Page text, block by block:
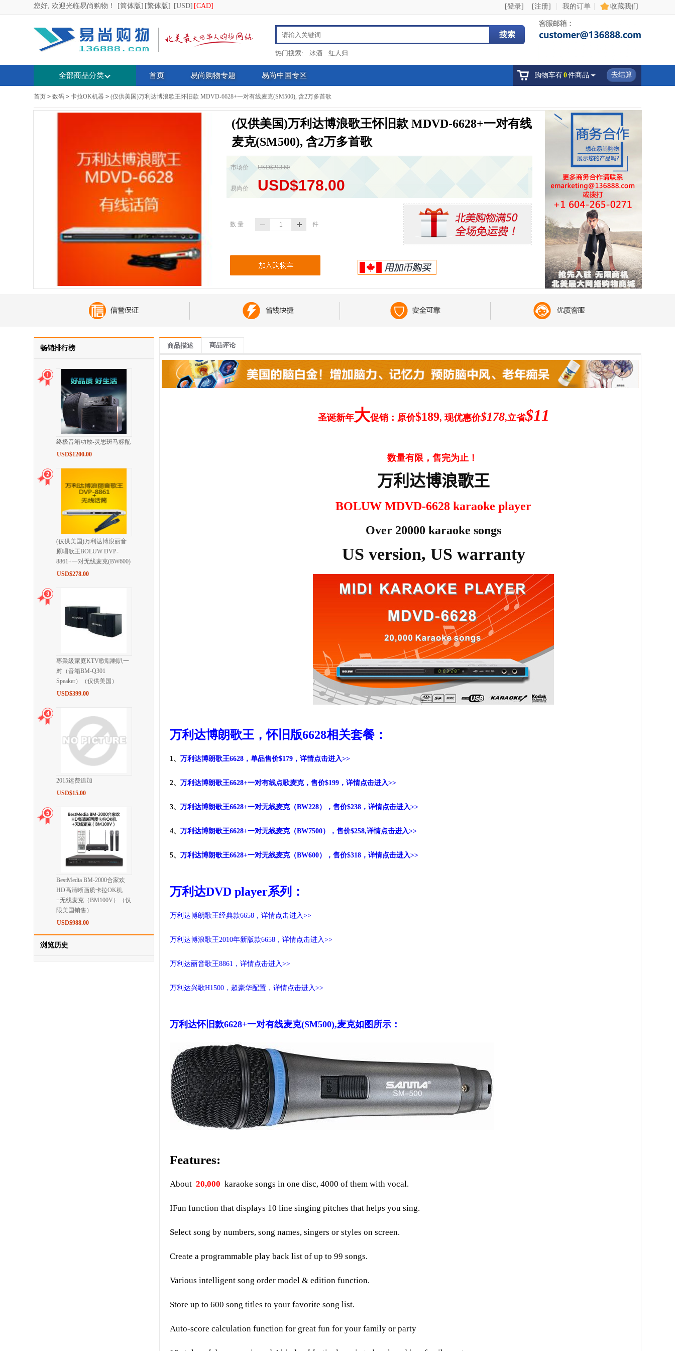
您好, 欢迎光临易尚购物！ [简体版] [繁体版] [USD] [CAD] [登录] [注册] 我的订单 收藏我们
搜索
热门搜索: 冰酒 红人归
全部商品分类 首页 易尚购物专题 易尚中国专区 购物车有0件商品 去结算
首页 > 数码 > 卡拉OK机器 > (仅供美国)万利达博浪歌王怀旧款 MDVD-6628+一对有线麦克(SM500), 含2万多首歌
(仅供美国)万利达博浪歌王怀旧款 MDVD-6628+一对有线
麦克(SM500), 含2万多首歌
市场价 USD$213.60
易尚价 USD$178.00
数 量 件
畅销排行榜
终极音箱功放-灵思斑马标配
USD$1200.00
(仅供美国)万利达博浪丽音
原唱歌王BOLUW DVP-
8861+一对无线麦克(BW600)
USD$278.00
專業級家庭KTV歌唱喇叭一
对（音箱BM-Q301
Speaker）（仅供美国）
USD$399.00
2015运费追加
USD$15.00
BestMedia BM-2000合家欢
HD高清晰画质卡拉OK机
+无线麦克（BM100V）（仅
限美国销售）
USD$988.00
浏览历史
商品描述 商品评论
圣诞新年大促销：原价$189, 现优惠价$178,立省$11
数量有限，售完为止！
万利达博浪歌王
BOLUW MDVD-6628 karaoke player
Over 20000 karaoke songs
US version, US warranty
万利达博朗歌王，怀旧版6628相关套餐：
1、 万利达博朗歌王6628，单品售价$179，详情点击进入>>
2、 万利达博朗歌王6628+一对有线点歌麦克，售价$199，详情点击进入>>
3、 万利达博朗歌王6628+一对无线麦克（BW228），售价$238，详情点击进入>>
4、 万利达博朗歌王6628+一对无线麦克（BW7500），售价$258,详情点击进入>>
5、 万利达博朗歌王6628+一对无线麦克（BW600），售价$318，详情点击进入>>
万利达DVD player系列：
万利达博朗歌王经典款6658，详情点击进入>>
万利达博浪歌王2010年新版款6658，详情点击进入>>
万利达丽音歌王8861，详情点击进入>>
万利达兴歌H1500，超豪华配置，详情点击进入>>
万利达怀旧款6628+一对有线麦克(SM500),麦克如图所示：
Features:
About 20,000 karaoke songs in one disc, 4000 of them with vocal.
IFun function that displays 10 line singing pitches that helps you sing.
Select song by numbers, song names, singers or styles on screen.
Create a programmable play back list of up to 99 songs.
Various intelligent song order model & edition function.
Store up to 600 song titles to your favorite song list.
Auto-score calculation function for great fun for your family or party